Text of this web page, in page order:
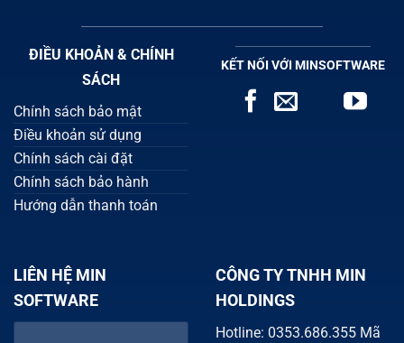
ĐIỀU KHOẢN & CHÍNH
SÁCH
Chính sách bảo mật
Điều khoản sử dụng
Chính sách cài đặt
Chính sách bảo hành
Hướng dẫn thanh toán
KẾT NỐI VỚI MINSOFTWARE
LIÊN HỆ MIN
SOFTWARE
CÔNG TY TNHH MIN
HOLDINGS
Hotline: 0353.686.355 Mã